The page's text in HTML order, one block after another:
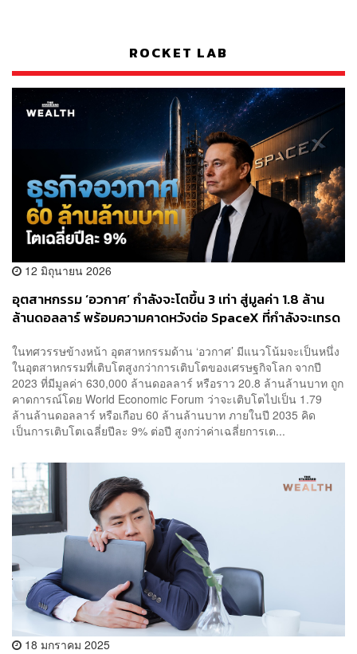
ROCKET LAB
12 มิถุนายน 2026
อุตสาหกรรม ‘อวกาศ’ กำลังจะโตขึ้น 3 เท่า สู่มูลค่า 1.8 ล้าน
ล้านดอลลาร์ พร้อมความคาดหวังต่อ SpaceX ที่กำลังจะเทรด
ในทศวรรษข้างหน้า อุตสาหกรรมด้าน ‘อวกาศ’ มีแนวโน้มจะเป็นหนึ่ง
ในอุตสาหกรรมที่เติบโตสูงกว่าการเติบโตของเศรษฐกิจโลก จากปี
2023 ที่มีมูลค่า 630,000 ล้านดอลลาร์ หรือราว 20.8 ล้านล้านบาท ถูก
คาดการณ์โดย World Economic Forum ว่าจะเติบโตไปเป็น 1.79
ล้านล้านดอลลาร์ หรือเกือบ 60 ล้านล้านบาท ภายในปี 2035 คิด
เป็นการเติบโตเฉลี่ยปีละ 9% ต่อปี สูงกว่าค่าเฉลี่ยการเต...
18 มกราคม 2025